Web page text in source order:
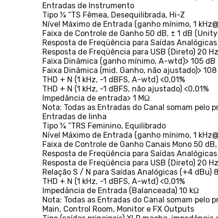
Entradas de Instrumento
Tipo ¼ ”TS Fêmea, Desequilibrada, Hi-Z
Nível Máximo de Entrada (ganho mínimo, 1
Faixa de Controle de Ganho 50 dB, ± 1 dB
Resposta de Freqüência para Saídas
Resposta de Freqüência para USB (Direto) 20
Faixa Dinâmica (ganho mínimo, A-wtd)> 105 dB
Faixa Dinâmica (mid. Ganho, não ajustado)>
THD + N (1 kHz, -1 dBFS, A-wtd) <0,01%
THD + N (1 kHz, -1 dBFS, não ajustado) <0,01%
Impedância de entrada> 1 MΩ
Nota: Todas as Entradas do Canal somam pelo
Entradas de linha
Tipo ¼ ”TRS Feminino, Equilibrado
Nível Máximo de Entrada (ganho mínimo, 1
Faixa de Controle de Ganho Canais Mono 50
Resposta de Freqüência para Saídas
Resposta de Freqüência para USB (Direto) 20
Relação S / N para Saídas Analógicas (+4 dBu)
THD + N (1 kHz, -1 dBFS, A-wtd) <0,01%
Impedância de Entrada (Balanceada) 10 kΩ
Nota: Todas as Entradas do Canal somam pelo
Main, Control Room, Monitor e FX Outputs